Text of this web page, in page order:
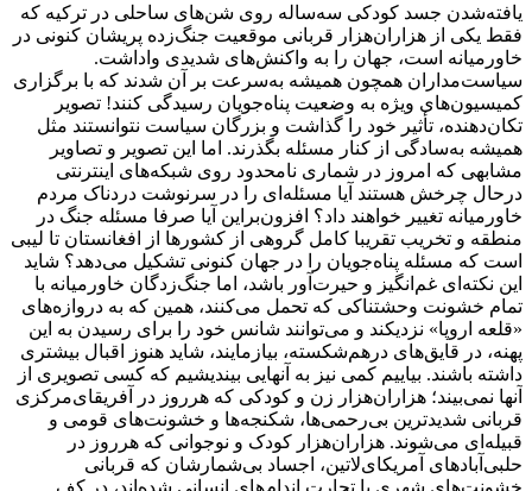
یافته‌شدن جسد کودکی سه‌ساله روی شن‌های ساحلی در ترکیه که
فقط یکی از هزاران‌هزار قربانی موقعیت جنگ‌زده پریشان کنونی در
خاورمیانه است، جهان را به واکنش‌های شدیدی واداشت.
سیاست‌مداران همچون همیشه به‌سرعت بر آن شدند که با برگزاری
کمیسیون‌های ویژه به وضعیت پناه‌جویان رسیدگی کنند! تصویر
تکان‌دهنده، تأثیر خود را گذاشت و بزرگان سیاست نتوانستند مثل
همیشه به‌سادگی از کنار مسئله بگذرند. اما این تصویر و تصاویر
مشابهی که امروز در شماری نامحدود روی شبکه‌های اینترنتی
درحال چرخش هستند آیا مسئله‌ای را در سرنوشت دردناک مردم
خاورمیانه تغییر خواهند داد؟ افزون‌براین آیا صرفا مسئله جنگ در
منطقه و تخریب تقریبا کامل گروهی از کشورها از افغانستان تا لیبی
است که مسئله پناه‌جویان را در جهان کنونی تشکیل می‌دهد؟ شاید
این نکته‌ای غم‌انگیز و حیرت‌آور باشد، اما جنگ‌زدگان خاورمیانه با
تمام خشونت وحشتناکی که تحمل می‌کنند، همین که به دروازه‌های
«قلعه اروپا» نزدیکند و می‌توانند شانس خود را برای رسیدن به این
پهنه، در قایق‌های درهم‌شکسته، بیازمایند، شاید هنوز اقبال بیشتری
داشته باشند. بیاییم کمی نیز به آنهایی بیندیشیم که کسی تصویری از
آنها نمی‌بیند؛ هزاران‌هزار زن و کودکی که هرروز در آفریقای‌مرکزی
قربانی شدیدترین بی‌رحمی‌ها، شکنجه‌ها و خشونت‌های قومی و
قبیله‌ای می‌شوند. هزاران‌هزار کودک و نوجوانی که هرروز در
حلبی‌آبادهای آمریکای‌لاتین، اجساد بی‌شمارشان که قربانی
خشونت‌های شهری یا تجارت اندام‌های انسانی شده‌اند، در کف